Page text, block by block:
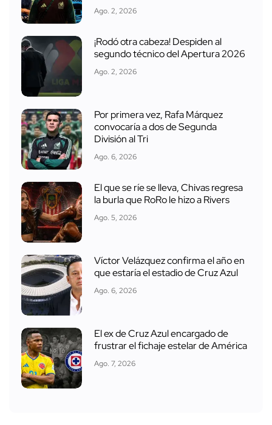
Ago. 2, 2026
¡Rodó otra cabeza! Despiden al
segundo técnico del Apertura 2026
Ago. 2, 2026
Por primera vez, Rafa Márquez
convocaría a dos de Segunda
División al Tri
Ago. 6, 2026
El que se ríe se lleva, Chivas regresa
la burla que RoRo le hizo a Rivers
Ago. 5, 2026
Víctor Velázquez confirma el año en
que estaría el estadio de Cruz Azul
Ago. 6, 2026
El ex de Cruz Azul encargado de
frustrar el fichaje estelar de América
Ago. 7, 2026